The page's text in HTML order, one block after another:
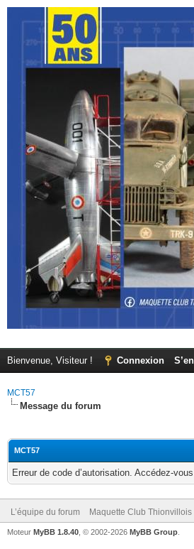
Bienvenue, Visiteur ! Connexion
MCT57
Message du forum
MCT57
Erreur de code d’autorisation. Accédez-
L’équipe du forum Maquette Club Thionvillois
Moteur MyBB 1.8.40 , © 2002-2026 MyBB Group